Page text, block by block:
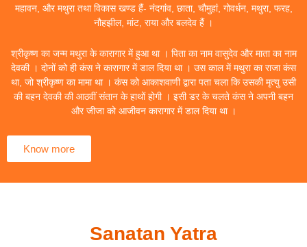
महावन, और मथुरा तथा विकास खण्ड हैं- नंदगांव, छाता, चौमुहां, गोवर्धन, मथुरा, फरह,
नौहझील, मांट, राया और बलदेव हैं ।
श्रीकृष्ण का जन्म मथुरा के कारागार में हुआ था । पिता का नाम वासुदेव और माता का नाम
देवकी । दोनों को ही कंस ने कारागार में डाल दिया था । उस काल में मथुरा का राजा कंस
था, जो श्रीकृष्ण का मामा था । कंस को आकाशवाणी द्वारा पता चला कि उसकी मृत्यु उसी
की बहन देवकी की आठवीं संतान के हाथों होगी । इसी डर के चलते कंस ने अपनी बहन
और जीजा को आजीवन कारागार में डाल दिया था ।
Know more
Sanatan Yatra